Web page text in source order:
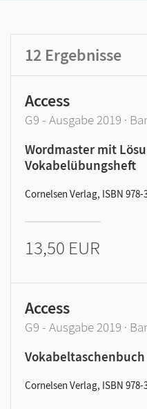
12 Ergebnisse
Access
G9 - Ausgabe 2019 ·
Wordmaster mit
Vokabelübungsheft
Cornelsen Verlag, ISBN 978-
13,50 EUR
Access
G9 - Ausgabe 2019 ·
Vokabeltaschenbuch
Cornelsen Verlag, ISBN 978-